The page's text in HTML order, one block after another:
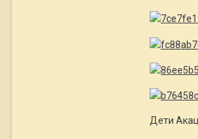
Дети